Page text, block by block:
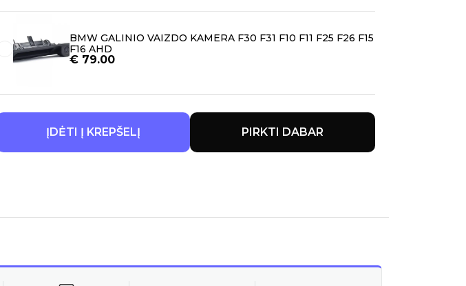
BMW GALINIO VAIZDO KAMERA F30 F31 F10 F11 F25 F26 F15
F16 AHD
€ 79.00
ĮDĖTI Į KREPŠELĮ PIRKTI DABAR